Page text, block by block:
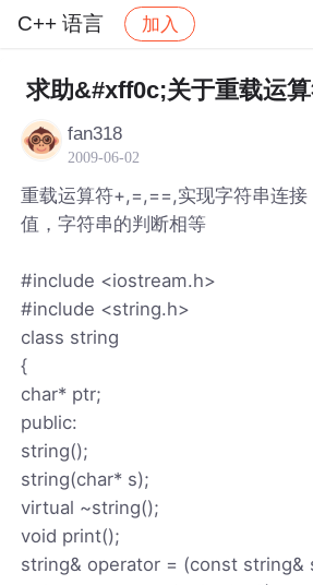
C++ 语言 加入
社区 C++ 语言 帖子详情
求助&#xff0c;关于重载运
fan318
2009-06-02
重载运算符+,=,==,实现字符串连接
值，字符串的判断相等
#include <iostream.h>
#include <string.h>
class string
{
char* ptr;
public:
string();
string(char* s);
virtual ~string();
void print();
string& operator = (const string&